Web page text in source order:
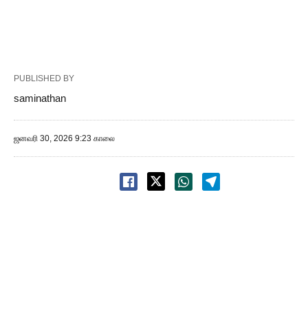
PUBLISHED BY
saminathan
ஜனவரி 30, 2026 9:23 காலை